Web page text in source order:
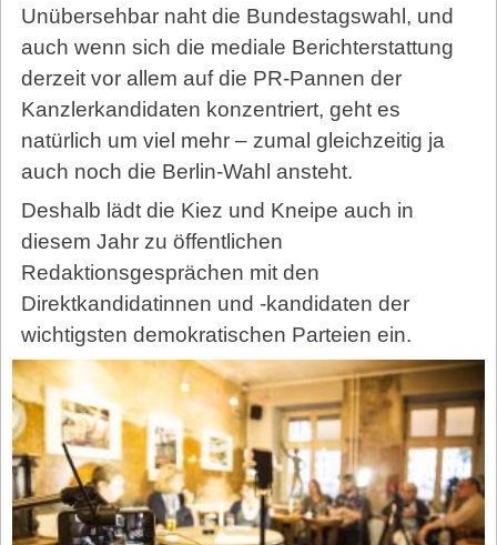
Unübersehbar naht die Bundestagswahl, und
auch wenn sich die mediale Berichterstattung
derzeit vor allem auf die PR-Pannen der
Kanzlerkandidaten konzentriert, geht es
natürlich um viel mehr – zumal gleichzeitig ja
auch noch die Berlin-Wahl ansteht.
Deshalb lädt die Kiez und Kneipe auch in
diesem Jahr zu öffentlichen
Redaktionsgesprächen mit den
Direktkandidatinnen und -kandidaten der
wichtigsten demokratischen Parteien ein.